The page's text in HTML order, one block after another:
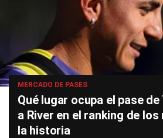
MERCADO DE PASES
Qué lugar ocupa el pase
a River en el ranking de
la historia